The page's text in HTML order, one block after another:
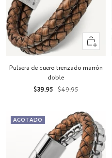
Vista
rápida
Pulsera de cuero trenzado marrón
doble
Precio
$39.95 Precio
$49.95
AGOTADO